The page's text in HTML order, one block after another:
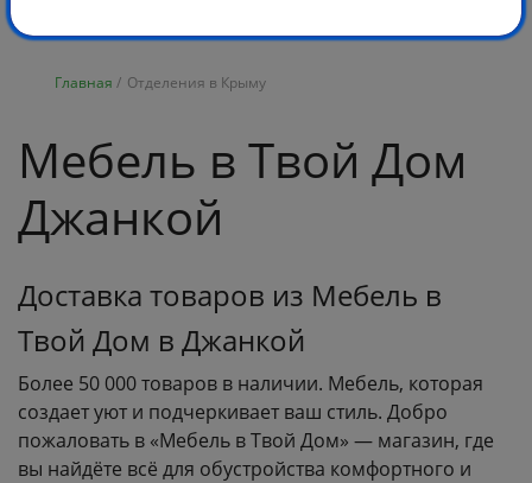
Главная / Отделения в Крыму
Мебель в Твой Дом
Джанкой
Доставка товаров из Мебель в
Твой Дом в Джанкой
Более 50 000 товаров в наличии. Мебель, которая
создает уют и подчеркивает ваш стиль. Добро
пожаловать в «Мебель в Твой Дом» — магазин, где
вы найдёте всё для обустройства комфортного и